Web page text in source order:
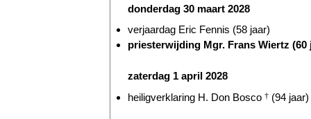
donderdag 30 maart 2028
verjaardag Eric Fennis (58 jaar)
priesterwijding Mgr. Frans Wiertz (60
zaterdag 1 april 2028
heiligverklaring H. Don Bosco † (94 jaar)